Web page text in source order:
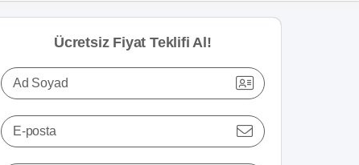
Ücretsiz Fiyat Teklifi Al!
Ad Soyad
E-posta